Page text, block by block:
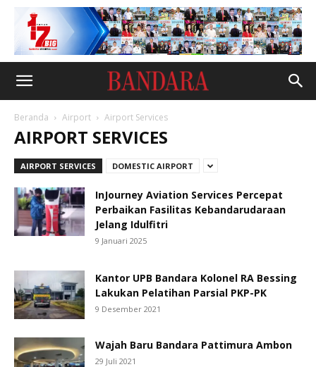
Beranda Airport Airport Services
AIRPORT SERVICES
AIRPORT SERVICES DOMESTIC AIRPORT
InJourney Aviation Services Percepat
Perbaikan Fasilitas Kebandarudaraan
Jelang Idulfitri
9 Januari 2025
Kantor UPB Bandara Kolonel RA Bessing
Lakukan Pelatihan Parsial PKP-PK
9 Desember 2021
Wajah Baru Bandara Pattimura Ambon
29 Juli 2021